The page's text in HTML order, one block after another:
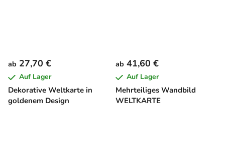
Dekorative Weltkarte in
goldenem Design
ab 27,70 €
Auf Lager
Mehrteiliges Wandbild
WELTKARTE
ab 41,60 €
Auf Lager